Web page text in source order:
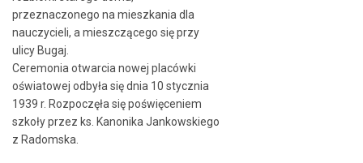
przeznaczonego na mieszkania dla
nauczycieli, a mieszczącego się przy
ulicy Bugaj.
Ceremonia otwarcia nowej placówki
oświatowej odbyła się dnia 10 stycznia
1939 r. Rozpoczęła się poświęceniem
szkoły przez ks. Kanonika Jankowskiego
z Radomska.